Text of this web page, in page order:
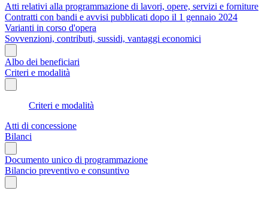
Atti relativi alla programmazione di lavori, opere, servizi e forniture
Contratti con bandi e avvisi pubblicati dopo il 1 gennaio 2024
Varianti in corso d'opera
Sovvenzioni, contributi, sussidi, vantaggi economici
Albo dei beneficiari
Criteri e modalità
Criteri e modalità
Atti di concessione
Bilanci
Documento unico di programmazione
Bilancio preventivo e consuntivo